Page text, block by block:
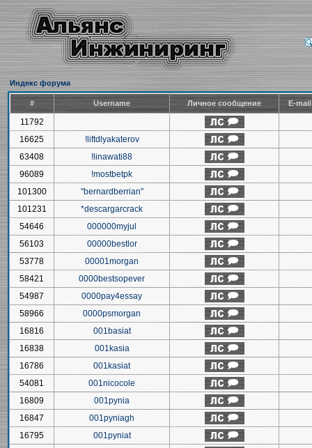
Индекс форума
# Username Личное сообщение E-
11792
16625
!liftdlyakaterov
63408
!linawati88
96089
!mostbetpk
101300
"bernardberrian"
101231
*descargarcrack
54646
000000myjul
56103
00000bestlor
53778
00001morgan
58421
0000bestsopever
54987
0000pay4essay
58966
0000psmorgan
16816
001basiat
16838
001kasia
16786
001kasiat
54081
001nicocole
16809
001pynia
16847
001pyniagh
16795
001pyniat